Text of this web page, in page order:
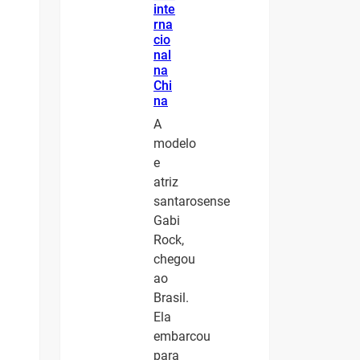
inte
rna
cio
nal
na
Chi
na
A
modelo
e
atriz
santarosense
Gabi
Rock,
chegou
ao
Brasil.
Ela
embarcou
para